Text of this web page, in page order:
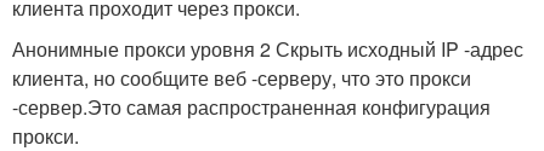
клиента проходит через прокси.
Анонимные прокси уровня 2 Скрыть исходный IP -адрес
клиента, но сообщите веб -серверу, что это прокси
-сервер.Это самая распространенная конфигурация
прокси.